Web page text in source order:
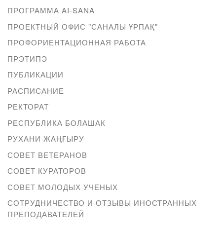
ПРОГРАММА AI-SANA
ПРОЕКТНЫЙ ОФИС "САНАЛЫ ҰРПАҚ"
ПРОФОРИЕНТАЦИОННАЯ РАБОТА
ПРЭТИПЭ
ПУБЛИКАЦИИ
РАСПИСАНИЕ
РЕКТОРАТ
РЕСПУБЛИКА БОЛАШАК
РУХАНИ ЖАҢҒЫРУ
СОВЕТ ВЕТЕРАНОВ
СОВЕТ КУРАТОРОВ
СОВЕТ МОЛОДЫХ УЧЕНЫХ
СОТРУДНИЧЕСТВО И ОТЗЫВЫ ИНОСТРАННЫХ
ПРЕПОДАВАТЕЛЕЙ